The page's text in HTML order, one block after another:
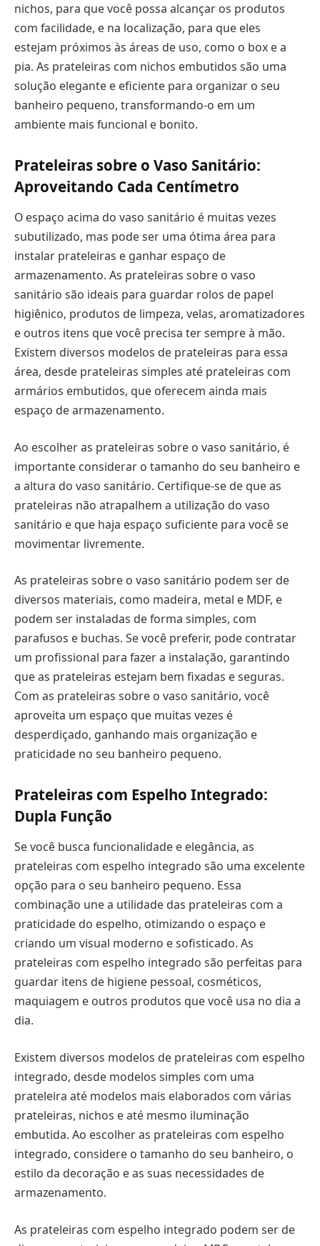
nichos, para que você possa alcançar os produtos
com facilidade, e na localização, para que eles
estejam próximos às áreas de uso, como o box e a
pia. As prateleiras com nichos embutidos são uma
solução elegante e eficiente para organizar o seu
banheiro pequeno, transformando-o em um
ambiente mais funcional e bonito.
Prateleiras sobre o Vaso Sanitário:
Aproveitando Cada Centímetro
O espaço acima do vaso sanitário é muitas vezes
subutilizado, mas pode ser uma ótima área para
instalar prateleiras e ganhar espaço de
armazenamento. As prateleiras sobre o vaso
sanitário são ideais para guardar rolos de papel
higiênico, produtos de limpeza, velas, aromatizadores
e outros itens que você precisa ter sempre à mão.
Existem diversos modelos de prateleiras para essa
área, desde prateleiras simples até prateleiras com
armários embutidos, que oferecem ainda mais
espaço de armazenamento.
Ao escolher as prateleiras sobre o vaso sanitário, é
importante considerar o tamanho do seu banheiro e
a altura do vaso sanitário. Certifique-se de que as
prateleiras não atrapalhem a utilização do vaso
sanitário e que haja espaço suficiente para você se
movimentar livremente.
As prateleiras sobre o vaso sanitário podem ser de
diversos materiais, como madeira, metal e MDF, e
podem ser instaladas de forma simples, com
parafusos e buchas. Se você preferir, pode contratar
um profissional para fazer a instalação, garantindo
que as prateleiras estejam bem fixadas e seguras.
Com as prateleiras sobre o vaso sanitário, você
aproveita um espaço que muitas vezes é
desperdiçado, ganhando mais organização e
praticidade no seu banheiro pequeno.
Prateleiras com Espelho Integrado:
Dupla Função
Se você busca funcionalidade e elegância, as
prateleiras com espelho integrado são uma excelente
opção para o seu banheiro pequeno. Essa
combinação une a utilidade das prateleiras com a
praticidade do espelho, otimizando o espaço e
criando um visual moderno e sofisticado. As
prateleiras com espelho integrado são perfeitas para
guardar itens de higiene pessoal, cosméticos,
maquiagem e outros produtos que você usa no dia a
dia.
Existem diversos modelos de prateleiras com espelho
integrado, desde modelos simples com uma
prateleira até modelos mais elaborados com várias
prateleiras, nichos e até mesmo iluminação
embutida. Ao escolher as prateleiras com espelho
integrado, considere o tamanho do seu banheiro, o
estilo da decoração e as suas necessidades de
armazenamento.
As prateleiras com espelho integrado podem ser de